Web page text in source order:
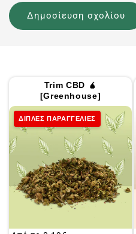
Trim CBD 🧉
[Greenhouse]
ΔΙΠΛΕΣ ΠΑΡΑΓΓΕΛΙΕΣ